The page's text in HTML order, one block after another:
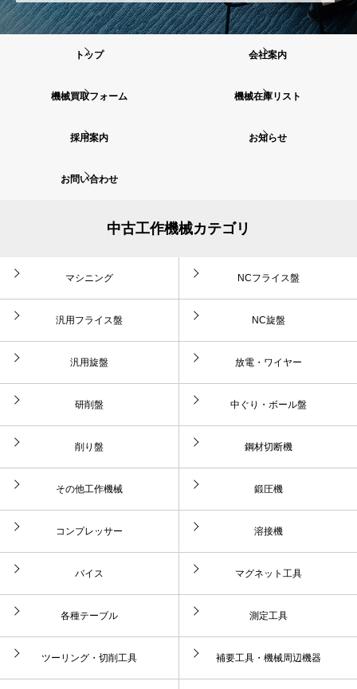
トップ 会社案内
機械買取フォーム 機械在庫リスト
採用案内 お知らせ
お問い合わせ
中古工作機械カテゴリ
マシニング NCフライス盤
汎用フライス盤 NC旋盤
汎用旋盤 放電・ワイヤー
研削盤 中ぐり・ボール盤
削り盤 鋼材切断機
その他工作機械 鍛圧機
コンプレッサー 溶接機
バイス マグネット工具
各種テーブル 測定工具
ツーリング・切削工具 補要工具・機械周辺機器